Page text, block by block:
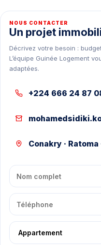
NOUS CONTACTER
Un projet
Décrivez votre besoin :
L’équipe Guinée Logement
adaptées.
+224 666 24 87
Conakry ·